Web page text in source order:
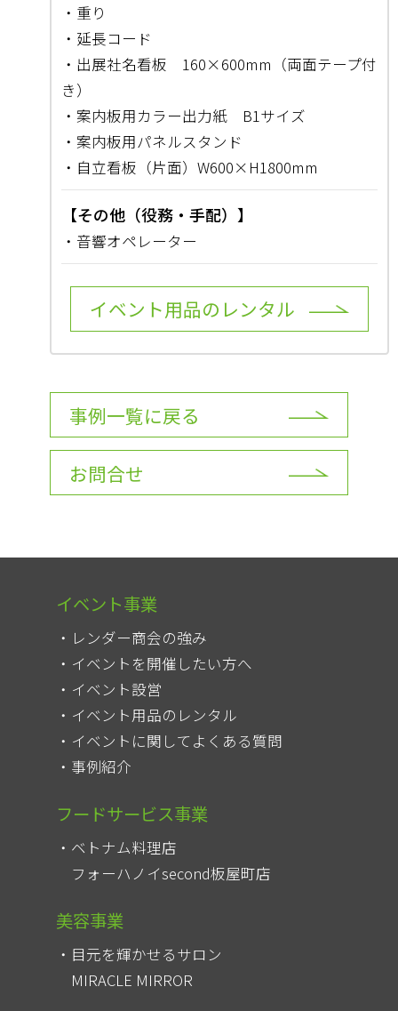
・重り
・延長コード
・出展社名看板 160×600mm（両面テープ付
き）
・案内板用カラー出力紙 B1サイズ
・案内板用パネルスタンド
・自立看板（片面）W600×H1800mm
【その他（役務・手配）】
・音響オペレーター
イベント用品のレンタル
事例一覧に戻る
お問合せ
イベント事業
レンダー商会の強み
イベントを開催したい方へ
イベント設営
イベント用品のレンタル
イベントに関してよくある質問
事例紹介
フードサービス事業
ベトナム料理店
フォーハノイsecond板屋町店
美容事業
目元を輝かせるサロン
MIRACLE MIRROR